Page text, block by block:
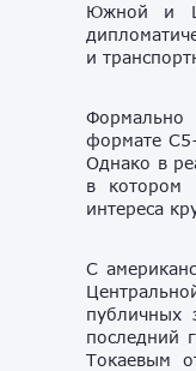
Южной и
и
Формально
формате
Однако в
в котором
интереса
С
публичных
последний
Токаевым